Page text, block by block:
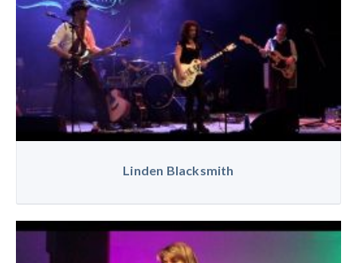
Linden Blacksmith